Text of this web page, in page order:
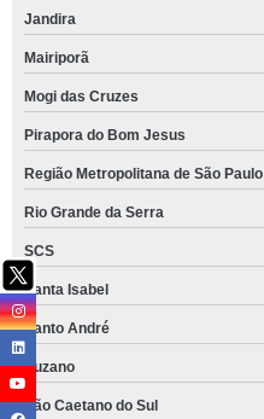
Jandira
Mairiporã
Mogi das Cruzes
Pirapora do Bom Jesus
Região Metropolitana de São Paulo
Rio Grande da Serra
SCS
Santa Isabel
Santo André
Suzano
São Caetano do Sul